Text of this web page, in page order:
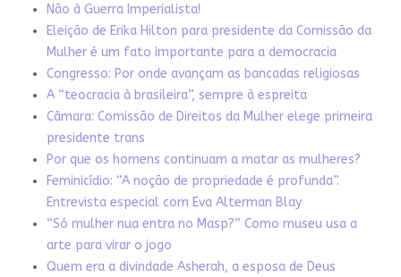
Não à Guerra Imperialista!
Eleição de Erika Hilton para presidente da Comissão da
Mulher é um fato importante para a democracia
Congresso: Por onde avançam as bancadas religiosas
A “teocracia à brasileira”, sempre à espreita
Câmara: Comissão de Direitos da Mulher elege primeira
presidente trans
Por que os homens continuam a matar as mulheres?
Feminicídio: “A noção de propriedade é profunda”.
Entrevista especial com Eva Alterman Blay
“Só mulher nua entra no Masp?” Como museu usa a
arte para virar o jogo
Quem era a divindade Asherah, a esposa de Deus